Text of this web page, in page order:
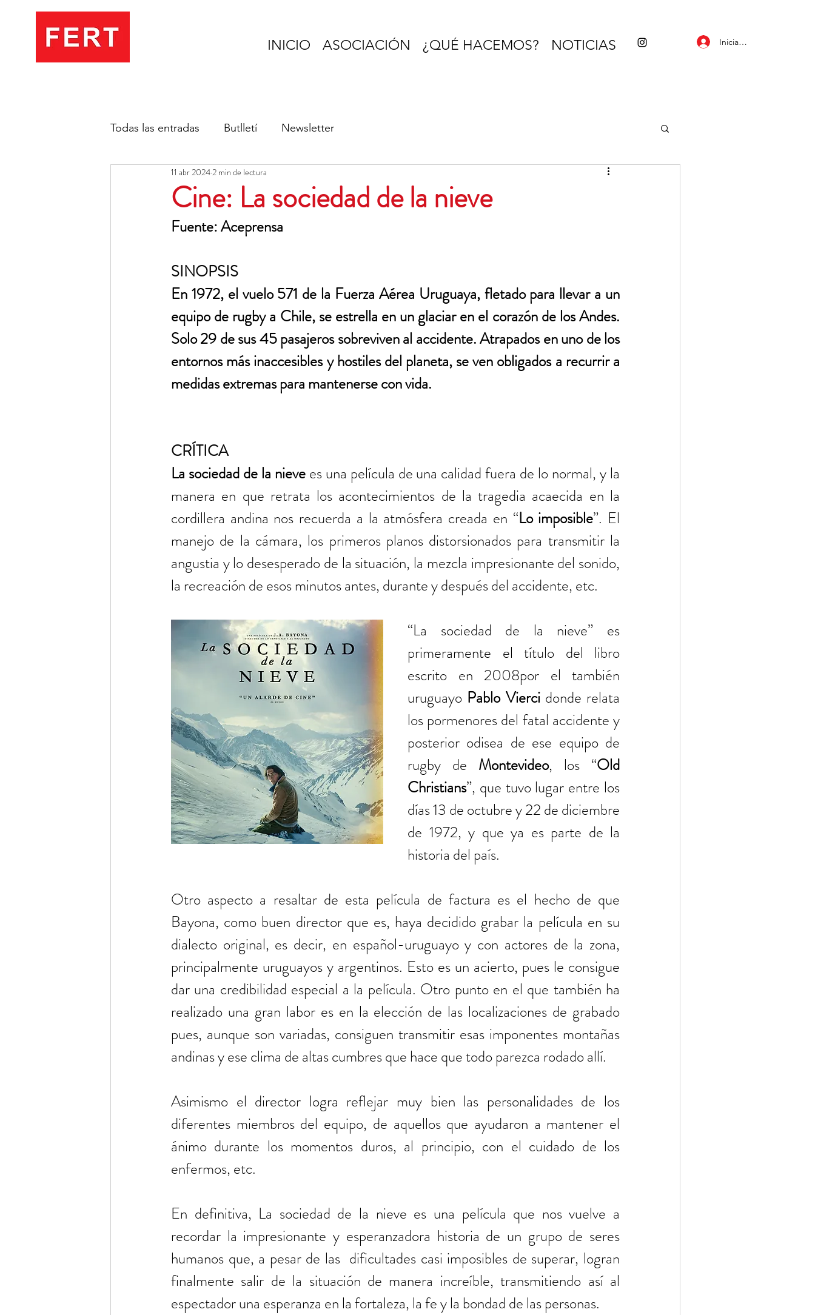
INICIO ASOCIACIÓN ¿QUÉ HACEMOS? NOTICIAS Iniciar sesión
Todas las entradas Butlletí Newsletter
Cine: La sociedad de la nieve
11 abr 20242 min de lectura
Fuente: Aceprensa
SINOPSIS
En 1972, el vuelo 571 de la Fuerza Aérea Uruguaya, fletado para llevar a un
equipo de rugby a Chile, se estrella en un glaciar en el corazón de los Andes.
Solo 29 de sus 45 pasajeros sobreviven al accidente. Atrapados en uno de los
entornos más inaccesibles y hostiles del planeta, se ven obligados a recurrir a
medidas extremas para mantenerse con vida.
CRÍTICA
La sociedad de la nieve es una película de una calidad fuera de lo normal, y la
manera en que retrata los acontecimientos de la tragedia acaecida en la
cordillera andina nos recuerda a la atmósfera creada en “Lo imposible”. El
manejo de la cámara, los primeros planos distorsionados para transmitir la
angustia y lo desesperado de la situación, la mezcla impresionante del sonido,
la recreación de esos minutos antes, durante y después del accidente, etc.
“La sociedad de la nieve” es
primeramente el título del libro
escrito en 2008por el también
uruguayo Pablo Vierci donde relata
los pormenores del fatal accidente y
posterior odisea de ese equipo de
rugby de Montevideo, los “Old
Christians”, que tuvo lugar entre los
días 13 de octubre y 22 de diciembre
de 1972, y que ya es parte de la
historia del país.
Otro aspecto a resaltar de esta película de factura es el hecho de que
Bayona, como buen director que es, haya decidido grabar la película en su
dialecto original, es decir, en español-uruguayo y con actores de la zona,
principalmente uruguayos y argentinos. Esto es un acierto, pues le consigue
dar una credibilidad especial a la película. Otro punto en el que también ha
realizado una gran labor es en la elección de las localizaciones de grabado
pues, aunque son variadas, consiguen transmitir esas imponentes montañas
andinas y ese clima de altas cumbres que hace que todo parezca rodado allí.
Asimismo el director logra reflejar muy bien las personalidades de los
diferentes miembros del equipo, de aquellos que ayudaron a mantener el
ánimo durante los momentos duros, al principio, con el cuidado de los
enfermos, etc.
En definitiva, La sociedad de la nieve es una película que nos vuelve a
recordar la impresionante y esperanzadora historia de un grupo de seres
humanos que, a pesar de las  dificultades casi imposibles de superar, logran
finalmente salir de la situación de manera increíble, transmitiendo así al
espectador una esperanza en la fortaleza, la fe y la bondad de las personas.